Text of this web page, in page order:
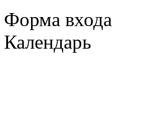
Форма входа
Календарь